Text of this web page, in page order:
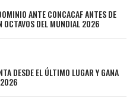
ANTE CONCACAF ANTES DE
OCTAVOS DEL MUNDIAL 2026
DESDE EL ÚLTIMO LUGAR Y GANA
2026